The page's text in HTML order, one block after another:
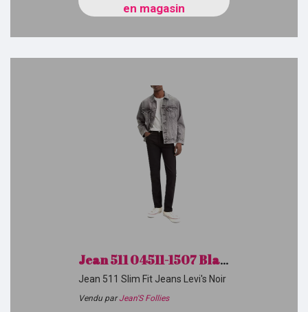
en magasin
Jean 511 04511-1507 Black Levi's H26
Jean 511 Slim Fit Jeans Levi's Noir
Vendu parJean'S Follies